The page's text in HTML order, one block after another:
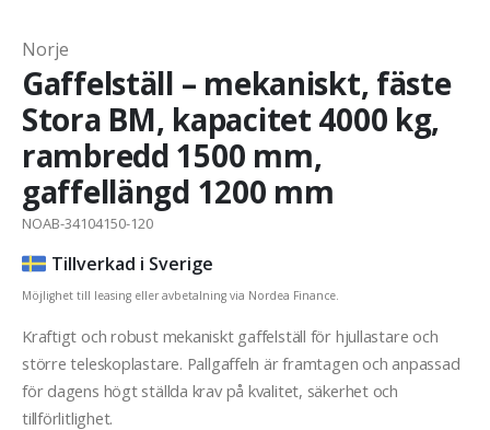
Norje
Gaffelställ – mekaniskt, fäste
Stora BM, kapacitet 4000 kg,
rambredd 1500 mm,
gaffellängd 1200 mm
NOAB-34104150-120
Tillverkad i Sverige
Möjlighet till leasing eller avbetalning via Nordea Finance.
Kraftigt och robust mekaniskt gaffelställ för hjullastare och
större teleskoplastare. Pallgaffeln är framtagen och anpassad
för dagens högt ställda krav på kvalitet, säkerhet och
tillförlitlighet.